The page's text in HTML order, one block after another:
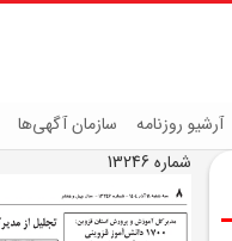
آرشیو روزنامه سازمان آگهی‌ها
شماره 13246